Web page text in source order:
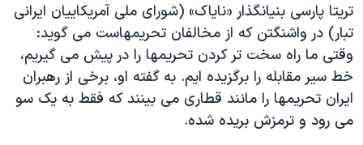
تریتا پارسی بنیانگذار «نایاک» (شورای ملی آمریکاییان ایرانی
تبار) در واشنگتن که از مخالفان تحریمهاست می گوید:
وقتی ما راه سخت تر کردن تحریمها را در پیش می گیریم،
خط سیر مقابله را برگزیده ایم. به گفته او، برخی از رهبران
ایران تحریمها را مانند قطاری می بینند که فقط به یک سو
می رود و ترمزش بریده شده.